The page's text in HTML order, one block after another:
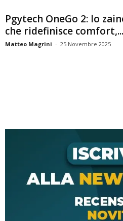
Pgytech OneGo 2: lo
che ridefinisce comfort,...
Matteo Magrini - 25 Novembre 2025